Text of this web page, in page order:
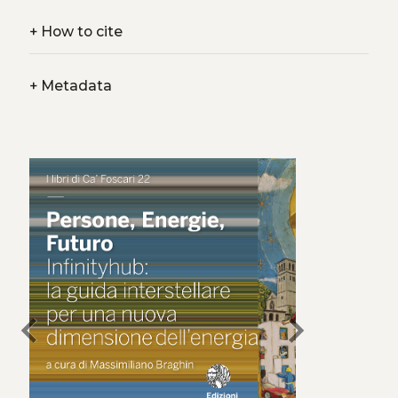
+How to cite
+Metadata
chevron_left chevron_right